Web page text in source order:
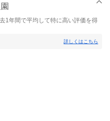
1年間で平均して特に高い評価を得
詳しくはこちら